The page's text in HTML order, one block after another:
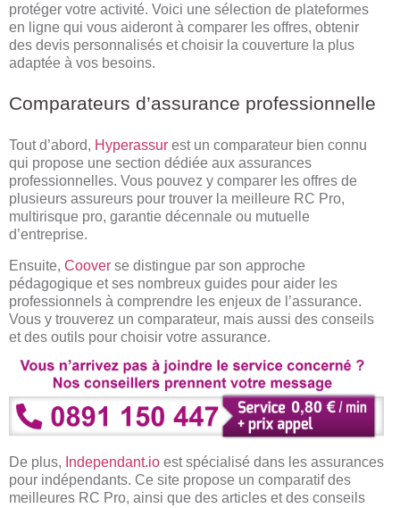
protéger votre activité. Voici une sélection de plateformes
en ligne qui vous aideront à comparer les offres, obtenir
des devis personnalisés et choisir la couverture la plus
adaptée à vos besoins.
Comparateurs d’assurance professionnelle
Tout d’abord, Hyperassur est un comparateur bien connu
qui propose une section dédiée aux assurances
professionnelles. Vous pouvez y comparer les offres de
plusieurs assureurs pour trouver la meilleure RC Pro,
multirisque pro, garantie décennale ou mutuelle
d’entreprise.
Ensuite, Coover se distingue par son approche
pédagogique et ses nombreux guides pour aider les
professionnels à comprendre les enjeux de l’assurance.
Vous y trouverez un comparateur, mais aussi des conseils
et des outils pour choisir votre assurance.
De plus, Independant.io est spécialisé dans les assurances
pour indépendants. Ce site propose un comparatif des
meilleures RC Pro, ainsi que des articles et des conseils